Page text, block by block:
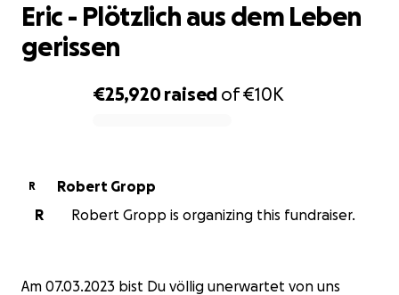
€25,920raised of€10K
Eric - Plötzlich aus dem Leben
gerissen
R
Robert Gropp
R
Robert Gropp is organizing this fundraiser.
Am 07.03.2023 bist Du völlig unerwartet von uns